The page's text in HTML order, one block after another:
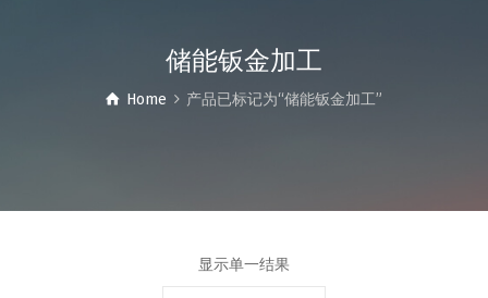
储能钣金加工
Home 产品已标记为“储能钣金加工”
显示单一结果